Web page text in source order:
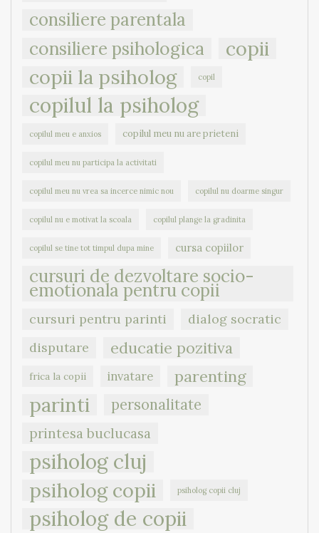
consiliere parentala
consiliere psihologica copii
copii la psiholog copil
copilul la psiholog
copilul meu e anxios copilul meu nu are prieteni
copilul meu nu participa la activitati
copilul meu nu vrea sa incerce nimic nou copilul nu doarme singur
copilul nu e motivat la scoala copilul plange la gradinita
copilul se tine tot timpul dupa mine cursa copiilor
cursuri de dezvoltare socio-
emotionala pentru copii
cursuri pentru parinti
dialog socratic
disputare
educatie pozitiva
frica la copii invatare parenting
parinti personalitate
printesa buclucasa
psiholog cluj
psiholog copii
psiholog copii cluj
psiholog de copii